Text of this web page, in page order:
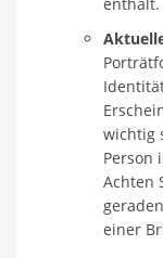
wichtig
Person
Achten
einer